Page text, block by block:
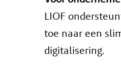
LIOF
toe naar een
digitalisering.